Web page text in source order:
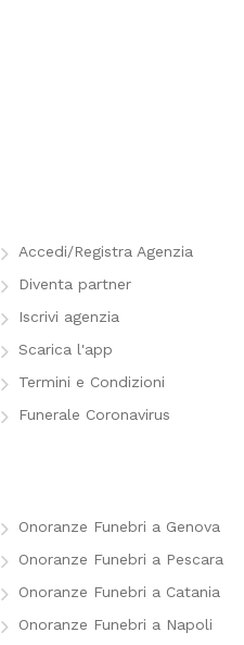
Accedi/Registra Agenzia
Diventa partner
Iscrivi agenzia
Scarica l'app
Termini e Condizioni
Funerale Coronavirus
Onoranze Funebri a Genova
Onoranze Funebri a Pescara
Onoranze Funebri a Catania
Onoranze Funebri a Napoli